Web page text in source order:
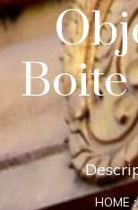
HOME